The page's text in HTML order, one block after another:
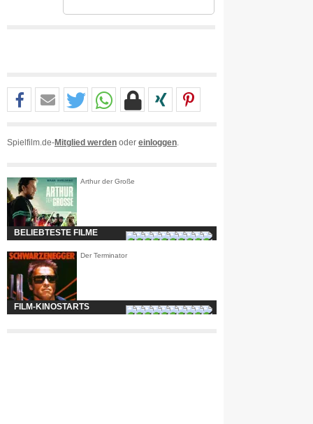
Spielfilm.de-Mitglied werden oder einloggen
Arthur der Große
BELIEBTESTE FILME
Der Terminator
FILM-KINOSTARTS